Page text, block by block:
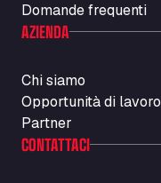
Domande frequenti
AZIENDA
Chi siamo
Opportunità di lavoro
Partner
CONTATTACI